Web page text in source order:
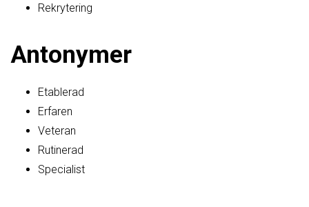
Rekrytering
Antonymer
Etablerad
Erfaren
Veteran
Rutinerad
Specialist